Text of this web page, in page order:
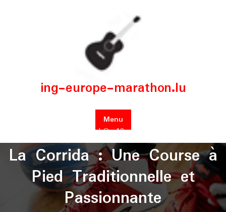
ing-europe-marathon.lu
Menu
Posted On 10 avril 2025
La Corrida : Une Course à
Pied Traditionnelle et
Passionnante